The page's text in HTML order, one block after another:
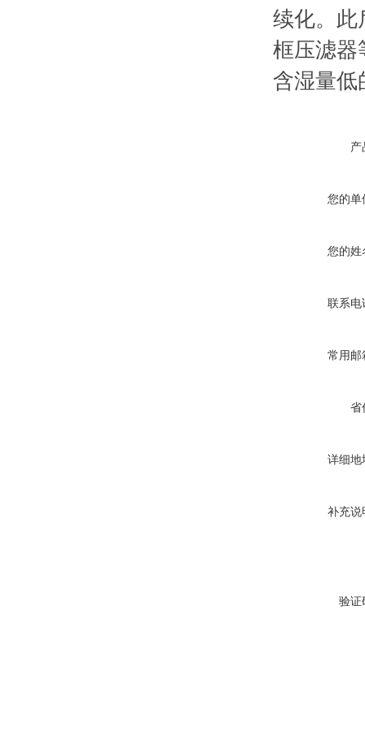
续化。此
框压滤器
含湿量低
产
您的单
您的姓
联系电
常用邮
省
详细地
补充说
验证